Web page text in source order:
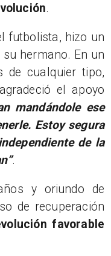
.
futbolista, hizo un
su hermano. En un
de cualquier tipo,
el apoyo
mandándole ese
Estoy segura
de la
.
y oriundo de
de recuperación
favorable